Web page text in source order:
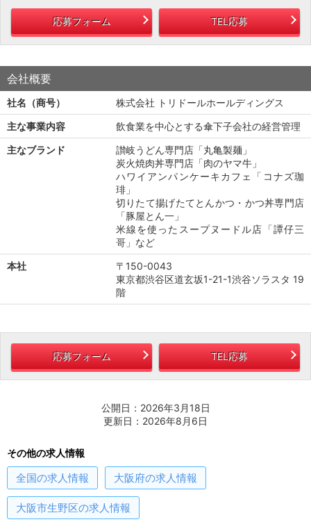
応募フォーム TEL応募
会社概要
社名（商号）
株式会社 トリドールホールディングス
主な事業内容
飲食業を中心とする傘下子会社の経営管理
主なブランド
讃岐うどん専門店「丸亀製麺」
炭火焼肉丼専門店「肉のヤマ牛」
ハワイアンパンケーキカフェ「コナズ珈
琲」
切りたて揚げたてとんかつ・かつ丼専門店
「豚屋とん一」
米線を使ったスープヌードル店「譚仔三
哥」など
本社
〒150-0043
東京都渋谷区道玄坂1-21-1渋谷ソラスタ 19
階
応募フォーム TEL応募
公開日：2026年3月18日
更新日：2026年8月6日
その他の求人情報
全国の求人情報 大阪府の求人情報
大阪市生野区の求人情報